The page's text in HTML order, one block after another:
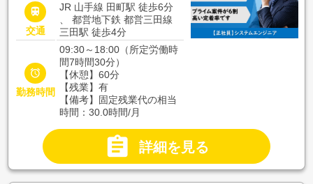

交通
JR 山手線 田町駅 徒歩6分
、 都営地下鉄 都営三田線
三田駅 徒歩4分

勤務時間
09:30～18:00（所定労働時
間7時間30分）
【休憩】60分
【残業】有
【備考】固定残業代の相当
時間：30.0時間/月
 詳細を見る